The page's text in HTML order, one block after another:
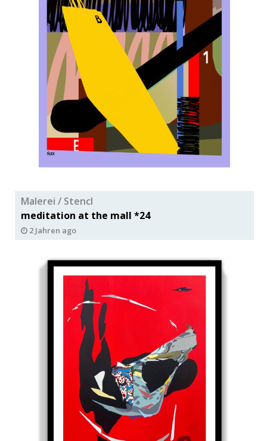
Malerei / Stencl
meditation at the mall *24
2 Jahren ago